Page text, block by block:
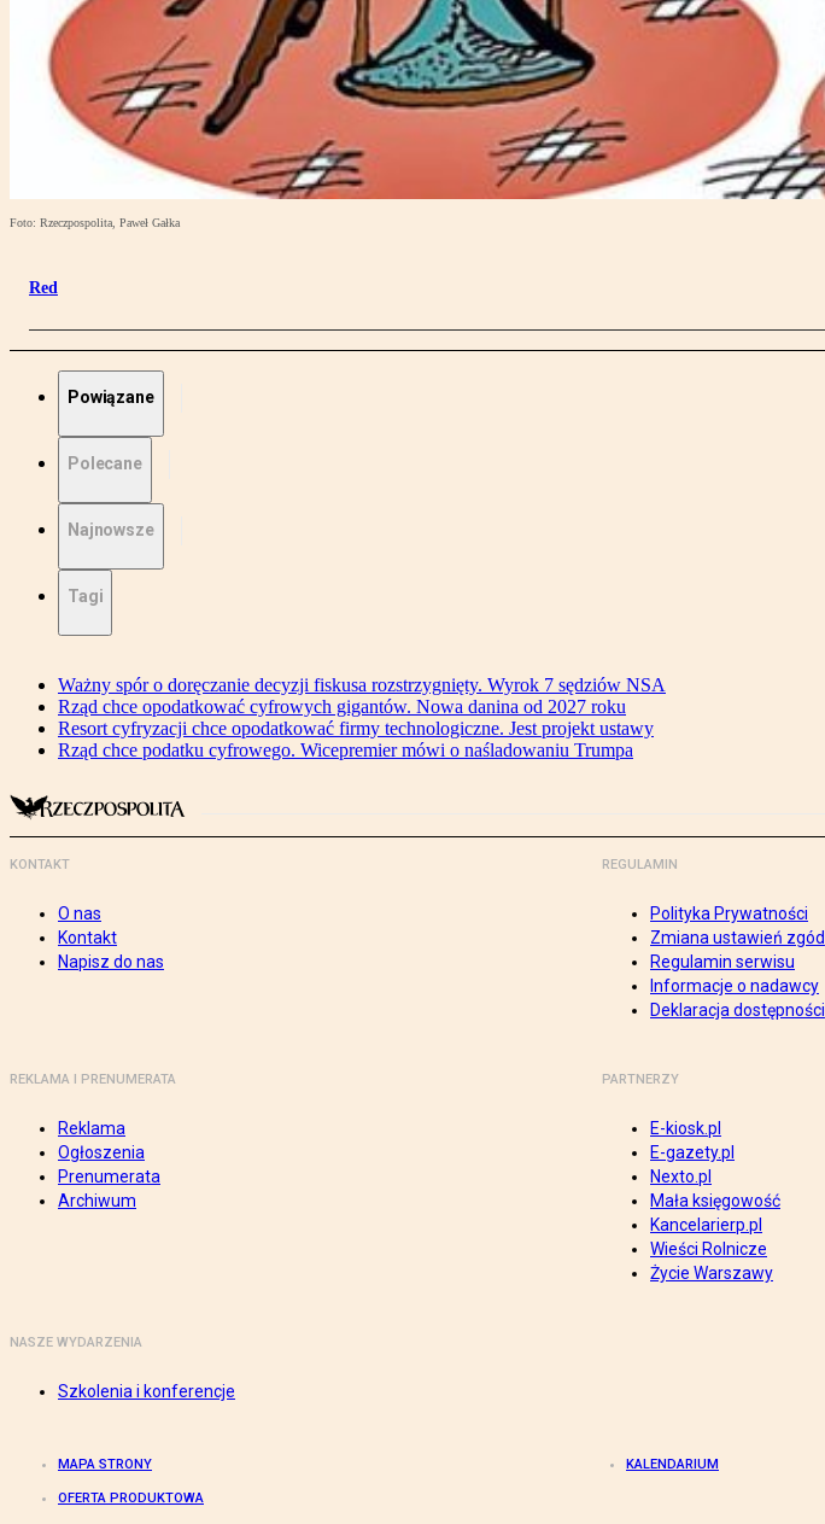
Foto: Rzeczpospolita, Paweł Gałka
Red
Powiązane
Polecane
Najnowsze
Tagi
Ważny spór o doręczanie decyzji fiskusa rozstrzygnięty. Wyrok 7 sędziów NSA
Rząd chce opodatkować cyfrowych gigantów. Nowa danina od 2027 roku
Resort cyfryzacji chce opodatkować firmy technologiczne. Jest projekt ustawy
Rząd chce podatku cyfrowego. Wicepremier mówi o naśladowaniu Trumpa
KONTAKT
O nas
Kontakt
Napisz do nas
REGULAMIN
Polityka Prywatności
Zmiana ustawień zgód
Regulamin serwisu
Informacje o nadawcy
Deklaracja dostępności
REKLAMA I PRENUMERATA
Reklama
Ogłoszenia
Prenumerata
Archiwum
PARTNERZY
E-kiosk.pl
E-gazety.pl
Nexto.pl
Mała księgowość
Kancelarierp.pl
Wieści Rolnicze
Życie Warszawy
NASZE WYDARZENIA
Szkolenia i konferencje
MAPA STRONY KALENDARIUM
OFERTA PRODUKTOWA